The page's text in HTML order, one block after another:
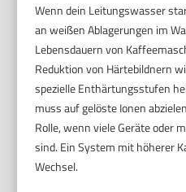
Wenn dein Leitungswasser
an weißen Ablagerungen im
Lebensdauern von
Reduktion von Härtebildnern
spezielle Enthärtungsstufen
muss auf gelöste Ionen
Rolle, wenn viele Geräte oder
sind. Ein System mit höherer
Wechsel.